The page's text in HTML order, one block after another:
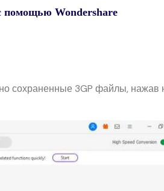
помощью Wondershare
сохраненные 3GP файлы, нажав